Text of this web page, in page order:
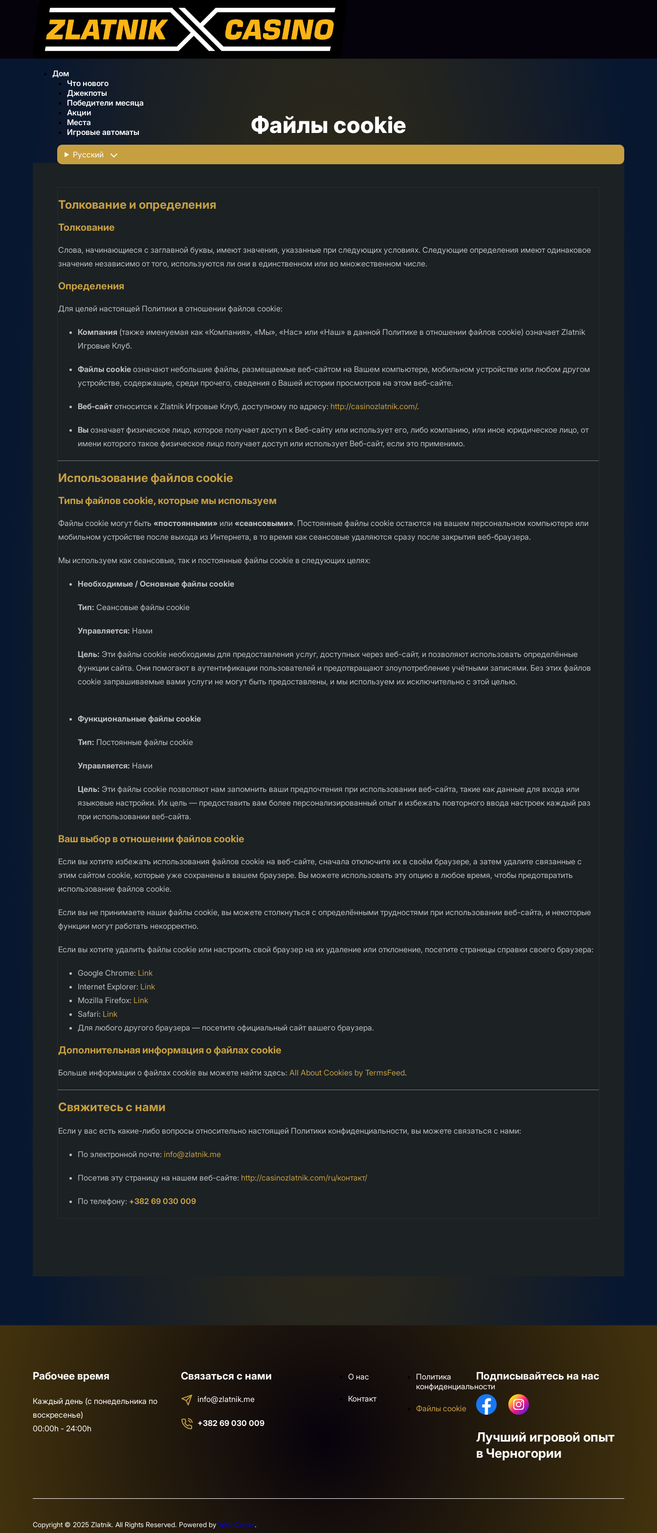
Дом
Что нового
Джекпоты
Победители месяца
Акции
Места
Игровые автоматы
Русский
Файлы cookie
Толкование и определения
Толкование
Слова, начинающиеся с заглавной буквы, имеют значения, указанные при следующих условиях. Следующие определения имеют одинаковое
значение независимо от того, используются ли они в единственном или во множественном числе.
Определения
Для целей настоящей Политики в отношении файлов cookie:
Компания (также именуемая как «Компания», «Мы», «Нас» или «Наш» в данной Политике в отношении файлов cookie) означает Zlatnik
Игровые Клуб.
Файлы cookie означают небольшие файлы, размещаемые веб-сайтом на Вашем компьютере, мобильном устройстве или любом другом
устройстве, содержащие, среди прочего, сведения о Вашей истории просмотров на этом веб-сайте.
Веб-сайт относится к Zlatnik Игровые Клуб, доступному по адресу: http://casinozlatnik.com/.
Вы означает физическое лицо, которое получает доступ к Веб-сайту или использует его, либо компанию, или иное юридическое лицо, от
имени которого такое физическое лицо получает доступ или использует Веб-сайт, если это применимо.
Использование файлов cookie
Типы файлов cookie, которые мы используем
Файлы cookie могут быть«постоянными» или«сеансовыми». Постоянные файлы cookie остаются на вашем персональном компьютере или
мобильном устройстве после выхода из Интернета, в то время как сеансовые удаляются сразу после закрытия веб-браузера.
Мы используем как сеансовые, так и постоянные файлы cookie в следующих целях:
Необходимые / Основные файлы cookie
Тип: Сеансовые файлы cookie
Управляется: Нами
Цель: Эти файлы cookie необходимы для предоставления услуг, доступных через веб-сайт, и позволяют использовать определённые
функции сайта. Они помогают в аутентификации пользователей и предотвращают злоупотребление учётными записями. Без этих файлов
cookie запрашиваемые вами услуги не могут быть предоставлены, и мы используем их исключительно с этой целью.
Функциональные файлы cookie
Тип: Постоянные файлы cookie
Управляется: Нами
Цель: Эти файлы cookie позволяют нам запомнить ваши предпочтения при использовании веб-сайта, такие как данные для входа или
языковые настройки. Их цель — предоставить вам более персонализированный опыт и избежать повторного ввода настроек каждый раз
при использовании веб-сайта.
Ваш выбор в отношении файлов cookie
Если вы хотите избежать использования файлов cookie на веб-сайте, сначала отключите их в своём браузере, а затем удалите связанные с
этим сайтом cookie, которые уже сохранены в вашем браузере. Вы можете использовать эту опцию в любое время, чтобы предотвратить
использование файлов cookie.
Если вы не принимаете наши файлы cookie, вы можете столкнуться с определёнными трудностями при использовании веб-сайта, и некоторые
функции могут работать некорректно.
Если вы хотите удалить файлы cookie или настроить свой браузер на их удаление или отклонение, посетите страницы справки своего браузера:
Google Chrome: Link
Internet Explorer: Link
Mozilla Firefox: Link
Safari: Link
Для любого другого браузера — посетите официальный сайт вашего браузера.
Дополнительная информация о файлах cookie
Больше информации о файлах cookie вы можете найти здесь:All About Cookies by TermsFeed.
Свяжитесь с нами
Если у вас есть какие-либо вопросы относительно настоящей Политики конфиденциальности, вы можете связаться с нами:
По электронной почте: info@zlatnik.me
Посетив эту страницу на нашем веб-сайте: http://casinozlatnik.com/ru/контакт/
По телефону: +382 69 030 009
Рабочее время
Каждый день (с понедельника по
воскресенье)
00:00h - 24:00h
Связаться с нами
info@zlatnik.me
+382 69 030 009
О нас
Контакт
Политика
конфиденциальности
Файлы cookie
Подписывайтесь на нас
Лучший игровой опыт
в Черногории
Copyright © 2025 Zlatnik. All Rights Reserved. Powered byWeb Center.